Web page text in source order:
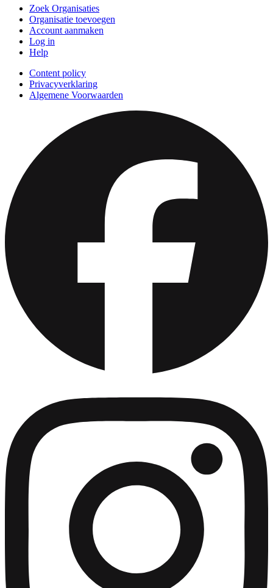
Zoek Organisaties
Organisatie toevoegen
Account aanmaken
Log in
Help
Content policy
Privacyverklaring
Algemene Voorwaarden